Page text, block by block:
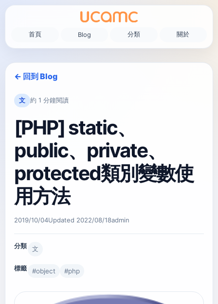
首頁 Blog 分類 關於
← 回到 Blog
文 約 1 分鐘閱讀
[PHP] static、
public、private、
protected類別變數使
用方法
2019/10/04Updated 2022/08/18admin
分類 文
標籤 #object #php